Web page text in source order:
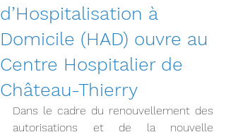
d’Hospitalisation à
Domicile (HAD) ouvre au
Centre Hospitalier de
Château-Thierry
Dans le cadre du renouvellement des
autorisations et de la nouvelle